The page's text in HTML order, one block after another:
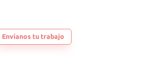
Envíanos tu trabajo